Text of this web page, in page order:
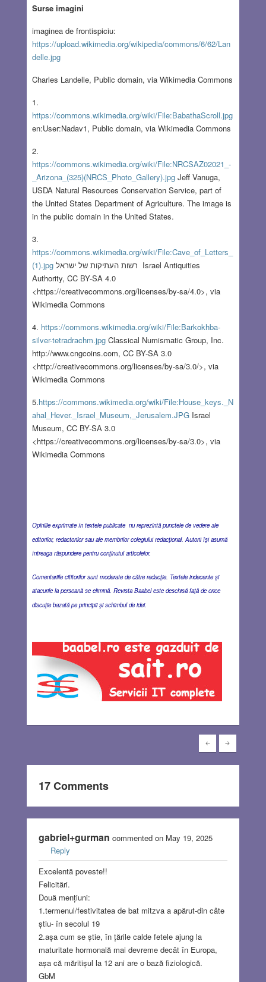
Surse imagini
imaginea de frontispiciu:
https://upload.wikimedia.org/wikipedia/commons/6/62/Lan
delle.jpg
Charles Landelle, Public domain, via Wikimedia Commons
1.
https://commons.wikimedia.org/wiki/File:BabathaScroll.jpg
en:User:Nadav1, Public domain, via Wikimedia Commons
2.
https://commons.wikimedia.org/wiki/File:NRCSAZ02021_-
_Arizona_(325)(NRCS_Photo_Gallery).jpgJeff Vanuga,
USDA Natural Resources Conservation Service, part of
the United States Department of Agriculture. The image is
in the public domain in the United States.
3.
https://commons.wikimedia.org/wiki/File:Cave_of_Letters_
(1).jpgרשות העתיקות של ישראל Israel Antiquities
Authority, CC BY-SA 4.0
<https://creativecommons.org/licenses/by-sa/4.0>, via
Wikimedia Commons
4. https://commons.wikimedia.org/wiki/File:Barkokhba-
silver-tetradrachm.jpgClassical Numismatic Group, Inc.
http://www.cngcoins.com, CC BY-SA 3.0
<http://creativecommons.org/licenses/by-sa/3.0/>, via
Wikimedia Commons
5.https://commons.wikimedia.org/wiki/File:House_keys._N
ahal_Hever._Israel_Museum,_Jerusalem.JPGIsrael
Museum, CC BY-SA 3.0
<https://creativecommons.org/licenses/by-sa/3.0>, via
Wikimedia Commons
Opiniile exprimate în textele publicate nu reprezintă punctele de vedere ale
editorilor, redactorilor sau ale membrilor colegiului redacţional. Autorii îşi asumă
întreaga răspundere pentru conţinutul articolelor.
Comentariile cititorilor sunt moderate de către redacţie. Textele indecente şi
atacurile la persoană se elimină. Revista Baabel este deschisă faţă de orice
discuţie bazată pe principii şi schimbul de idei.
17 Comments
gabriel+gurman commented on May 19, 2025
Reply
Excelentă poveste!!
Felicitări.
Două mențiuni:
1.termenul/festivitatea de bat mitzva a apărut-din câte
știu- în secolul 19
2.așa cum se știe, în țările calde fetele ajung la
maturitate hormonală mai devreme decât în Europa,
așa că măritișul la 12 ani are o bază fiziologică.
GbM